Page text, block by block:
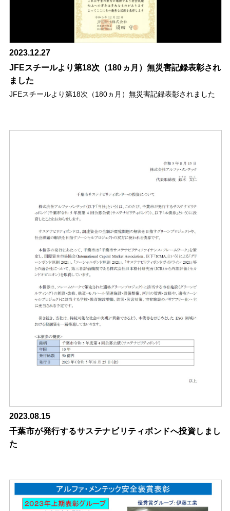
2023.12.27
JFEスチールより第18次（180ヵ月）無災害記録表彰され
ました
JFEスチールより第18次（180ヵ月）無災害記録表彰されました
2023.08.15
千葉市が発行するサステナビリティボンドへ投資しまし
た